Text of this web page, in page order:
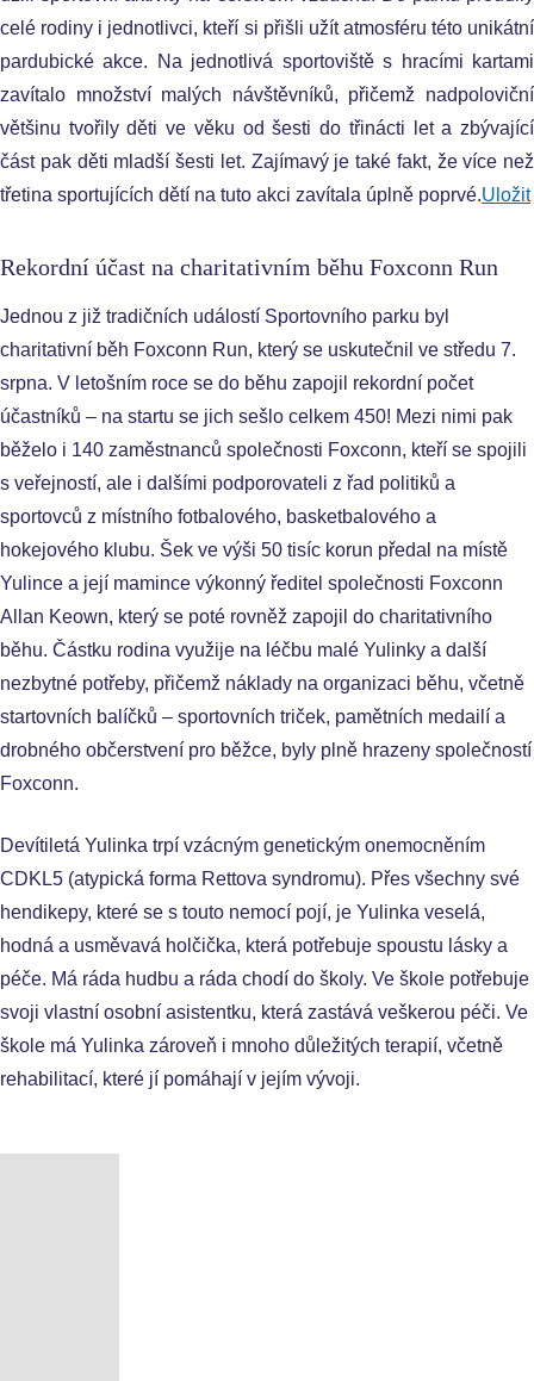
celé rodiny i jednotlivci, kteří si přišli užít atmosféru této unikátní
pardubické akce. Na jednotlivá sportoviště s hracími kartami
zavítalo množství malých návštěvníků, přičemž nadpoloviční
většinu tvořily děti ve věku od šesti do třinácti let a zbývající
část pak děti mladší šesti let. Zajímavý je také fakt, že více než
třetina sportujících dětí na tuto akci zavítala úplně poprvé.Uložit
Rekordní účast na charitativním běhu Foxconn Run
Jednou z již tradičních událostí Sportovního parku byl
charitativní běh Foxconn Run, který se uskutečnil ve středu 7.
srpna. V letošním roce se do běhu zapojil rekordní počet
účastníků – na startu se jich sešlo celkem 450! Mezi nimi pak
běželo i 140 zaměstnanců společnosti Foxconn, kteří se spojili
s veřejností, ale i dalšími podporovateli z řad politiků a
sportovců z místního fotbalového, basketbalového a
hokejového klubu. Šek ve výši 50 tisíc korun předal na místě
Yulince a její mamince výkonný ředitel společnosti Foxconn
Allan Keown, který se poté rovněž zapojil do charitativního
běhu. Částku rodina využije na léčbu malé Yulinky a další
nezbytné potřeby, přičemž náklady na organizaci běhu, včetně
startovních balíčků – sportovních triček, pamětních medailí a
drobného občerstvení pro běžce, byly plně hrazeny společností
Foxconn.
Devítiletá Yulinka trpí vzácným genetickým onemocněním
CDKL5 (atypická forma Rettova syndromu). Přes všechny své
hendikepy, které se s touto nemocí pojí, je Yulinka veselá,
hodná a usměvavá holčička, která potřebuje spoustu lásky a
péče. Má ráda hudbu a ráda chodí do školy. Ve škole potřebuje
svoji vlastní osobní asistentku, která zastává veškerou péči. Ve
škole má Yulinka zároveň i mnoho důležitých terapií, včetně
rehabilitací, které jí pomáhají v jejím vývoji.